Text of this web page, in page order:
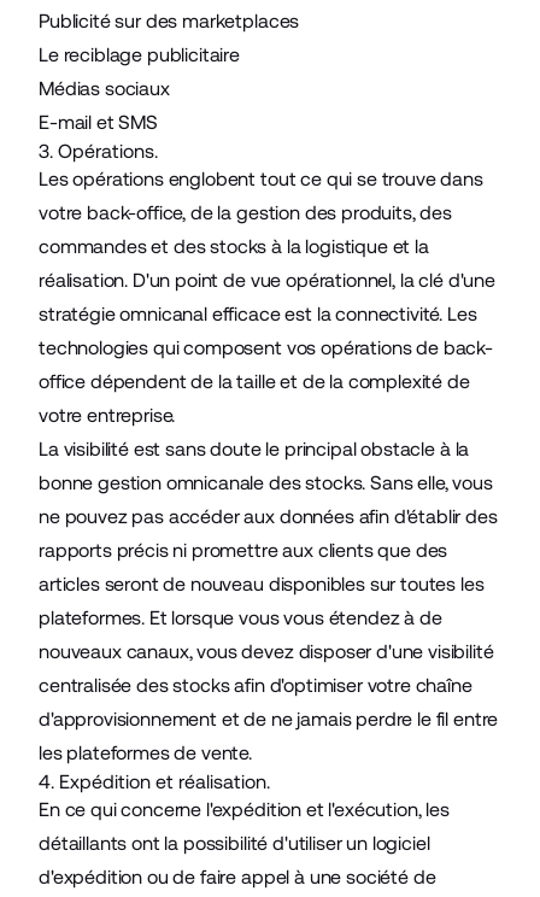
Publicité sur des marketplaces
Le reciblage publicitaire
Médias sociaux
E-mail et SMS
3. Opérations.
Les opérations englobent tout ce qui se trouve dans
votre back-office, de la gestion des produits, des
commandes et des stocks à la logistique et la
réalisation. D'un point de vue opérationnel, la clé d'une
stratégie omnicanal efficace est la connectivité. Les
technologies qui composent vos opérations de back-
office dépendent de la taille et de la complexité de
votre entreprise.
La visibilité est sans doute le principal obstacle à la
bonne gestion omnicanale des stocks. Sans elle, vous
ne pouvez pas accéder aux données afin d'établir des
rapports précis ni promettre aux clients que des
articles seront de nouveau disponibles sur toutes les
plateformes. Et lorsque vous vous étendez à de
nouveaux canaux, vous devez disposer d'une visibilité
centralisée des stocks afin d'optimiser votre chaîne
d'approvisionnement et de ne jamais perdre le fil entre
les plateformes de vente.
4. Expédition et réalisation.
En ce qui concerne l'expédition et l'exécution, les
détaillants ont la possibilité d'utiliser un logiciel
d'expédition ou de faire appel à une société de